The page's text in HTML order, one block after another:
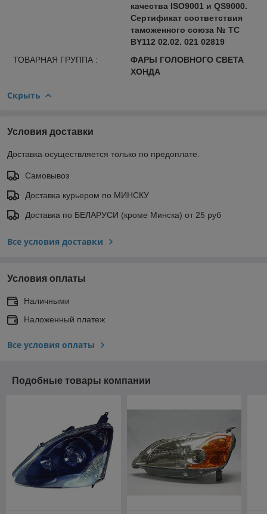
качества ISO9001 и QS9000.
Сертификат соответствия
таможенного союза № ТС
BY112 02.02. 021 02819
ТОВАРНАЯ ГРУППА :
ФАРЫ ГОЛОВНОГО СВЕТА
ХОНДА
Скрыть
Условия доставки
Доставка осуществляется только по предоплате.
Самовывоз
Доставка курьером по МИНСКУ
Доставка по БЕЛАРУСИ (кроме Минска) от 25 руб
Все условия доставки
Условия оплаты
Наличными
Наложенный платеж
Все условия оплаты
Подобные товары компании